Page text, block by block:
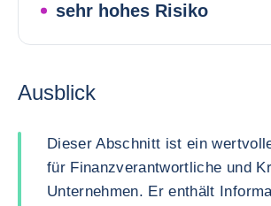
sehr hohes Risiko
Ausblick
Dieser Abschnitt ist ein
für Finanzverantwortliche und
Unternehmen. Er enthält